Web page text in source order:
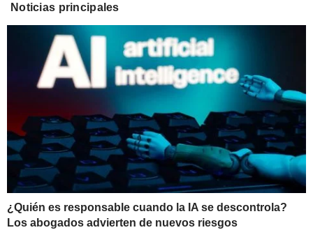
Noticias principales
¿Quién es responsable cuando la IA se descontrola?
Los abogados advierten de nuevos riesgos